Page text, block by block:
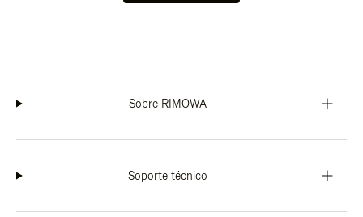
Sobre RIMOWA
Soporte técnico